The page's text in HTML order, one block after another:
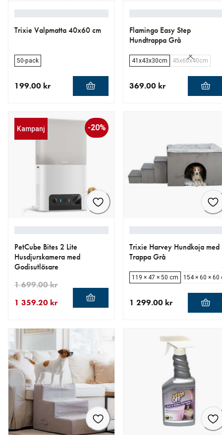
Trixie Valpmatta 40x60 cm
50-pack
199.00 kr
Flamingo Easy Step
Hundtrappa Grå
41x43x30cm 45x60x40cm
369.00 kr
Kampanj -20%
PetCube Bites 2 Lite
Husdjurskamera med
Godisutlösare
1 359.20 kr
1 699.00 kr
Trixie Harvey Hundkoja med
Trappa Grå
119 × 47 × 50 cm 154 × 60 × 60
1 299.00 kr